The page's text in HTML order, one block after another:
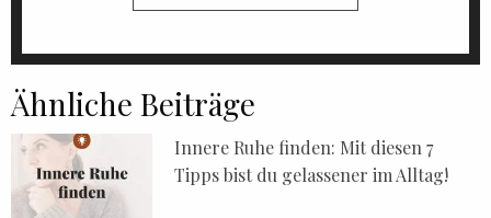
Ähnliche Beiträge
Innere Ruhe finden: Mit diesen 7
Tipps bist du gelassener im Alltag!